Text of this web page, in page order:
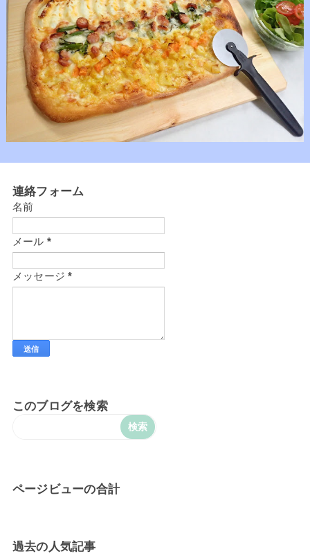
連絡フォーム
名前
メール *
メッセージ*
このブログを検索
ページビューの合計
過去の人気記事